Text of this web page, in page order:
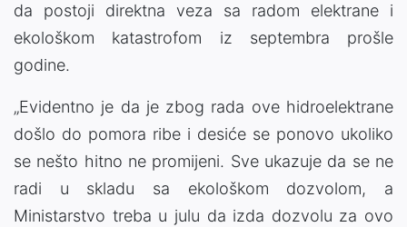
da postoji direktna veza sa radom elektrane i
ekološkom katastrofom iz septembra prošle
godine.
„Evidentno je da je zbog rada ove hidroelektrane
došlo do pomora ribe i desiće se ponovo ukoliko
se nešto hitno ne promijeni. Sve ukazuje da se ne
radi u skladu sa ekološkom dozvolom, a
Ministarstvo treba u julu da izda dozvolu za ovo